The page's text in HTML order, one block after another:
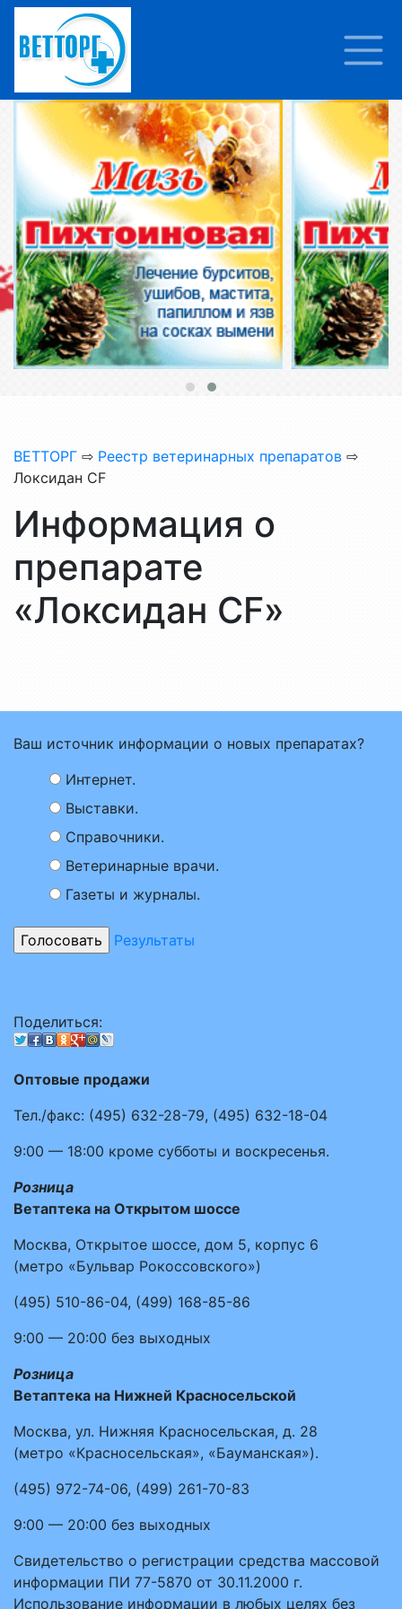
ВЕТТОРГ ⇨ Реестр ветеринарных препаратов ⇨
Локсидан CF
Информация о
препарате
«Локсидан CF»
Ваш источник информации о новых препаратах?
Интернет.
Выставки.
Справочники.
Ветеринарные врачи.
Газеты и журналы.
Результаты
Поделиться:
Оптовые продажи
Тел./факс: (495) 632-28-79, (495) 632-18-04
9:00 — 18:00 кроме субботы и воскресенья.
Розница
Ветаптека на Открытом шоссе
Москва, Открытое шоссе, дом 5, корпус 6
(метро «Бульвар Рокоссовского»)
(495) 510-86-04, (499) 168-85-86
9:00 — 20:00 без выходных
Розница
Ветаптека на Нижней Красносельской
Москва, ул. Нижняя Красносельская, д. 28
(метро «Красносельская», «Бауманская»).
(495) 972-74-06, (499) 261-70-83
9:00 — 20:00 без выходных
Свидетельство о регистрации средства массовой
информации ПИ 77-5870 от 30.11.2000 г.
Использование информации в любых целях без